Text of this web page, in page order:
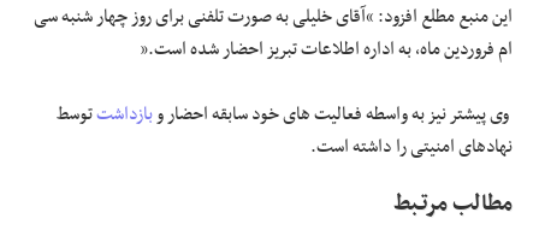
این منبع مطلع افزود: “آقای خلیلی به صورت تلفنی برای روز چهار شنبه سی
ام فروردین ماه، به اداره اطلاعات تبریز احضار شده است‌.”
وی پیشتر نیز به واسطه فعالیت های خود سابقه احضار وبازداشتتوسط
نهادهای امنیتی را داشته است.
مطالب مرتـبط